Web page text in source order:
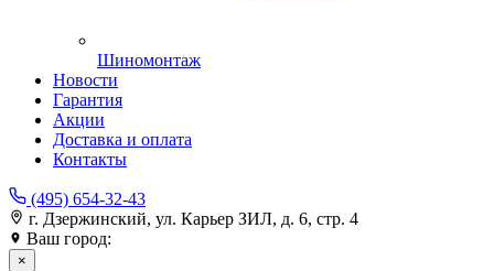
Шиномонтаж
Новости
Гарантия
Акции
Доставка и оплата
Контакты
(495) 654-32-43
г. Дзержинский, ул. Карьер ЗИЛ, д. 6, стр. 4
Ваш город:
×